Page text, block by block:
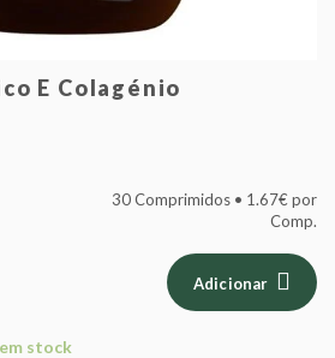
E Colagénio
30 Comprimidos • 1.67€ por
Comp.
Adicionar
stock